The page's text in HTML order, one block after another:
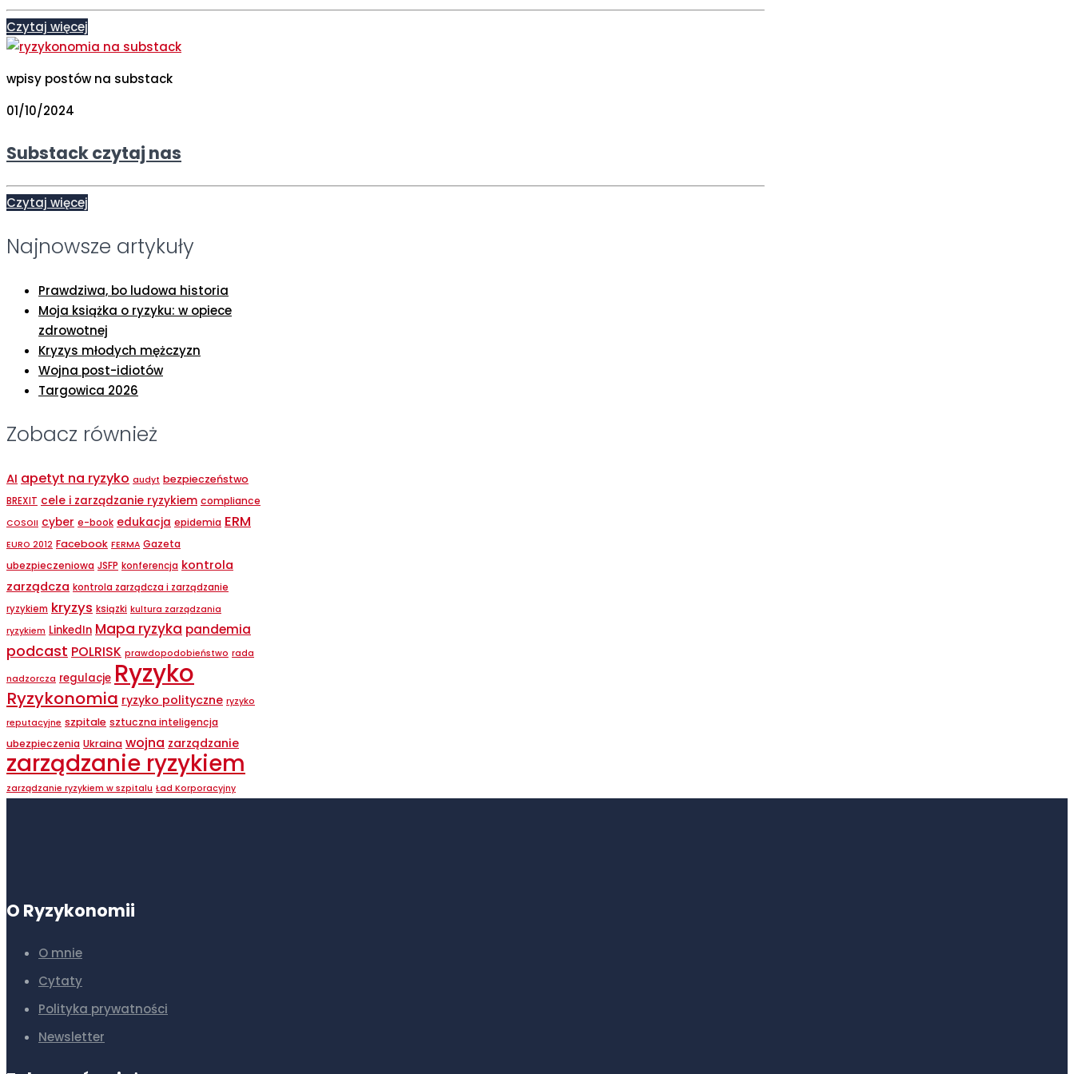
Czytaj więcej
wpisy postów na substack
01/10/2024
Substack czytaj nas
Czytaj więcej
Najnowsze artykuły
Prawdziwa, bo ludowa historia
Moja książka o ryzyku: w opiece
zdrowotnej
Kryzys młodych mężczyzn
Wojna post-idiotów
Targowica 2026
Zobacz również
AI apetyt na ryzyko audyt bezpieczeństwo
BREXIT cele i zarządzanie ryzykiem compliance
COSOII cyber e-book edukacja epidemia ERM
EURO 2012 Facebook FERMA Gazeta
ubezpieczeniowa JSFP konferencja kontrola
zarządcza kontrola zarządcza i zarządzanie
ryzykiem kryzys ksiązki kultura zarządzania
ryzykiem LinkedIn Mapa ryzyka pandemia
podcast POLRISK prawdopodobieństwo rada
nadzorcza regulacje Ryzyko
Ryzykonomia ryzyko polityczne ryzyko
reputacyjne szpitale sztuczna inteligencja
ubezpieczenia Ukraina wojna zarządzanie
zarządzanie ryzykiem
zarządzanie ryzykiem w szpitalu Ład Korporacyjny
O Ryzykonomii
O mnie
Cytaty
Polityka prywatności
Newsletter